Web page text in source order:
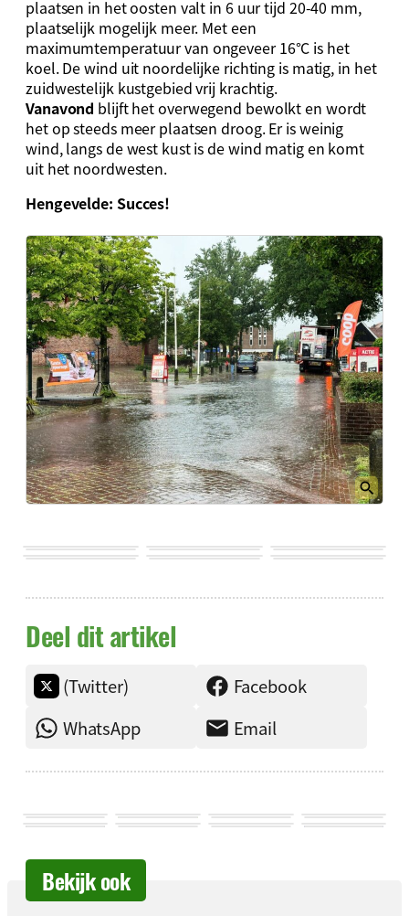
plaatsen in het oosten valt in 6 uur tijd 20-40 mm,
plaatselijk mogelijk meer. Met een
maximumtemperatuur van ongeveer 16°C is het
koel. De wind uit noordelijke richting is matig, in het
zuidwestelijk kustgebied vrij krachtig.
Vanavond blijft het overwegend bewolkt en wordt
het op steeds meer plaatsen droog. Er is weinig
wind, langs de west kust is de wind matig en komt
uit het noordwesten.
Hengevelde: Succes!
Deel dit artikel
(Twitter)
Facebook
WhatsApp
Email
Bekijk ook